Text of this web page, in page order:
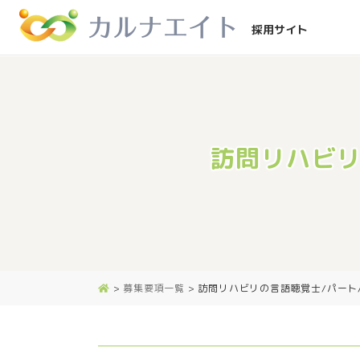
採用サイト
訪問リハビ
> 募集要項一覧 > 訪問リハビリの言語聴覚士/パー